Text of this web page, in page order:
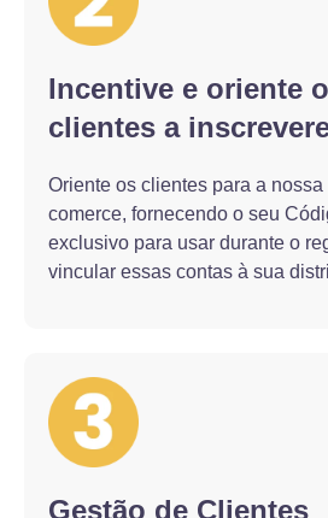
Incentive e oriente
clientes a
Oriente os clientes para a
comerce, fornecendo o seu
exclusivo para usar durante o
vincular essas contas à sua
Gestão de Clientes